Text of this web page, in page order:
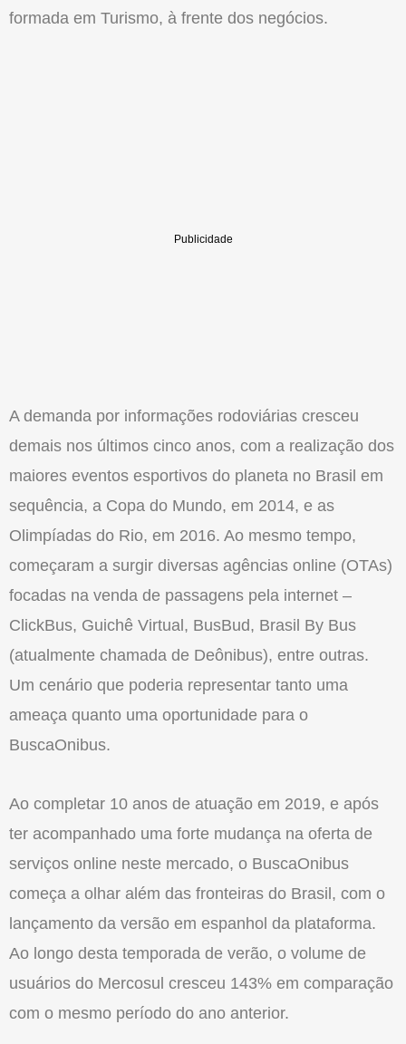
formada em Turismo, à frente dos negócios.
A demanda por informações rodoviárias cresceu
demais nos últimos cinco anos, com a realização dos
maiores eventos esportivos do planeta no Brasil em
sequência, a Copa do Mundo, em 2014, e as
Olimpíadas do Rio, em 2016. Ao mesmo tempo,
começaram a surgir diversas agências online (OTAs)
focadas na venda de passagens pela internet –
ClickBus, Guichê Virtual, BusBud, Brasil By Bus
(atualmente chamada de Deônibus), entre outras.
Um cenário que poderia representar tanto uma
ameaça quanto uma oportunidade para o
BuscaOnibus.
Ao completar 10 anos de atuação em 2019, e após
ter acompanhado uma forte mudança na oferta de
serviços online neste mercado, o BuscaOnibus
começa a olhar além das fronteiras do Brasil, com o
lançamento da versão em espanhol da plataforma.
Ao longo desta temporada de verão, o volume de
usuários do Mercosul cresceu 143% em comparação
com o mesmo período do ano anterior.